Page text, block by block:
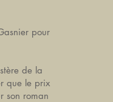
pour
de la
que le prix
son roman